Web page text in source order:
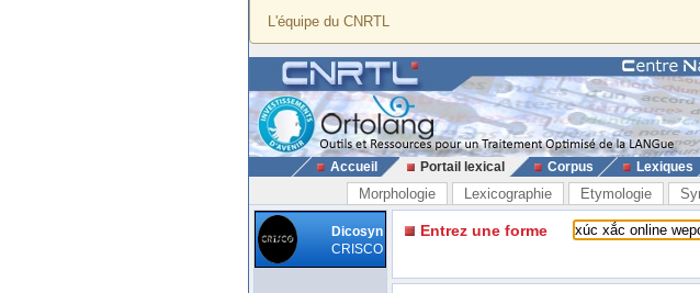
L'équipe du CNRTL
Accueil Portail lexical Corpus Lexiques
Morphologie Lexicographie Etymologie
Dicosyn
CRISCO
Entrez une forme